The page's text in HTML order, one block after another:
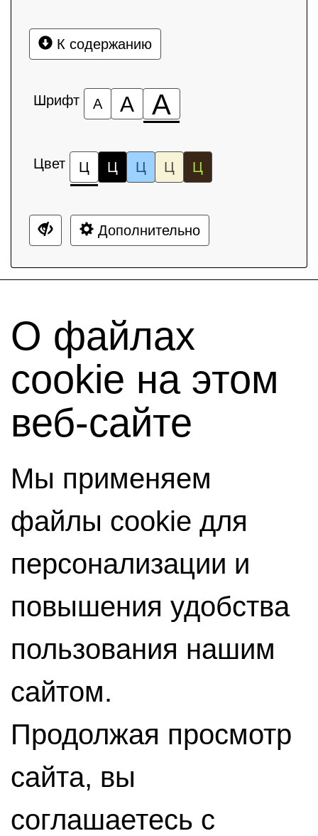
К содержанию
Шрифт А А А
Цвет Ц Ц Ц Ц Ц
Дополнительно
О файлах
cookie на этом
веб-сайте
Мы применяем
файлы cookie для
персонализации и
повышения удобства
пользования нашим
сайтом.
Продолжая просмотр
сайта, вы
соглашаетесь с